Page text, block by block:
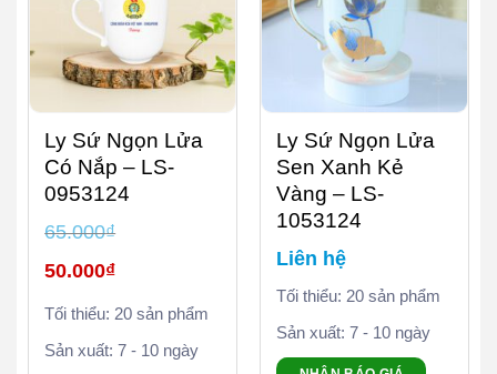
Ly Sứ Ngọn Lửa
Có Nắp – LS-
0953124
65.000₫
Giá
gốc
65.000₫.
50.000₫
hiện
là:
50.000₫.
Tối thiểu: 20 sản phẩm
Sản xuất: 7 - 10 ngày
Ly Sứ Ngọn Lửa
Sen Xanh Kẻ
Vàng – LS-
1053124
Liên hệ
Tối thiểu: 20 sản phẩm
Sản xuất: 7 - 10 ngày